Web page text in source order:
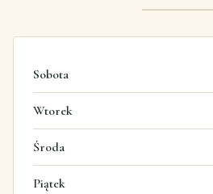
Sobota
Wtorek
Środa
Piątek